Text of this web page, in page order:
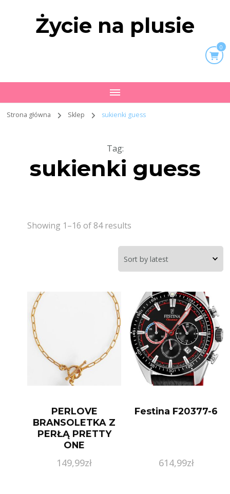
Życie na plusie
0
Strona główna Sklep sukienki guess
Tag:
sukienki guess
Showing 1–16 of 84 results
PERLOVE
BRANSOLETKA Z
PERŁĄ PRETTY
ONE
149,99zł
Festina F20377-6
614,99zł